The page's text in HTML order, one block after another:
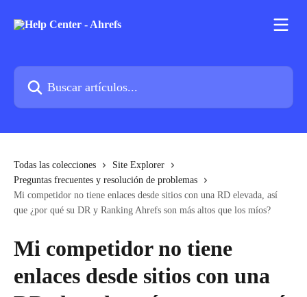
Buscar artículos...
Todas las colecciones
Site Explorer
Preguntas frecuentes y resolución de problemas
Mi competidor no tiene enlaces desde sitios con una RD elevada, así
que ¿por qué su DR y Ranking Ahrefs son más altos que los míos?
Mi competidor no tiene
enlaces desde sitios con una